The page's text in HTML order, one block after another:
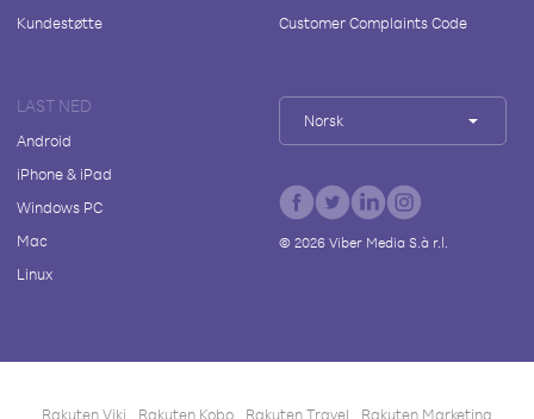
Kundestøtte
Customer Complaints Code
LAST NED
Android
iPhone & iPad
Windows PC
Mac
Linux
Norsk
© 2026Viber Media S.à r.l.
Rakuten Viki Rakuten Kobo Rakuten Travel Rakuten Marketing